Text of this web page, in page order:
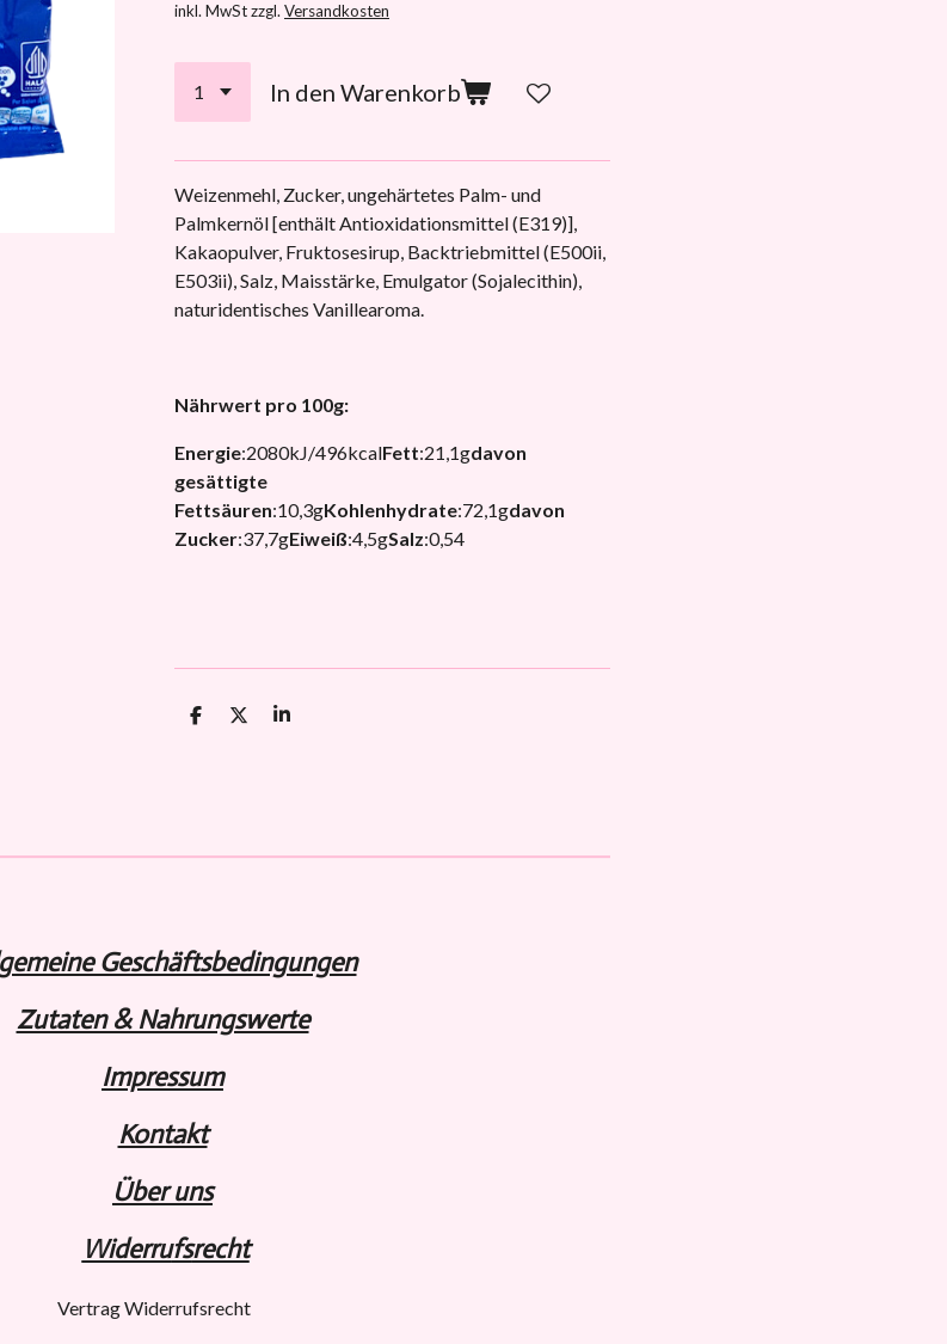
inkl. MwSt zzgl. Versandkosten
In den Warenkorb
Weizenmehl, Zucker, ungehärtetes Palm- und
Palmkernöl [enthält Antioxidationsmittel (E319)],
Kakaopulver, Fruktosesirup, Backtriebmittel (E500ii,
E503ii), Salz, Maisstärke, Emulgator (Sojalecithin),
naturidentisches Vanillearoma.
Nährwert pro 100g:
Energie:2080kJ/496kcalFett:21,1gdavon
gesättigte
Fettsäuren:10,3gKohlenhydrate:72,1gdavon
Zucker:37,7gEiweiß:4,5gSalz:0,54
T
T
T
Geschäftsbedingungen
Zutaten & Nahrungswerte
Impressum
Kontakt
Über uns
Widerrufsrecht
Vertrag Widerrufsrecht